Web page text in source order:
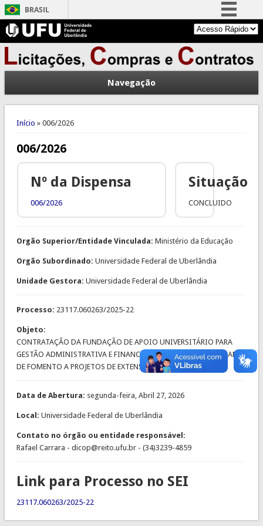
BRASIL
Simplifique!
Comunica BR
Participe
Acesso à informação
Legislação
Navegação
Você está aqui
Início » 006/2026
006/2026
Nº da Dispensa
006/2026
Situação
CONCLUIDO
Orgão Superior/Entidade Vinculada: Ministério da Educação
Orgão Subordinado: Universidade Federal de Uberlândia
Unidade Gestora: Universidade Federal de Uberlândia
Processo: 23117.060263/2025-22
Objeto:
CONTRATAÇÃO DA FUNDAÇÃO DE APOIO UNIVERSITÁRIO PARA
GESTÃO ADMINISTRATIVA E FINANCEIRA DO PROJETO: PROGRAMA
DE FOMENTO A PROJETOS DE EXTENSÃO E CULTURA DA UFU.
Data de Abertura: segunda-feira, Abril 27, 2026
Local: Universidade Federal de Uberlândia
Contato no órgão ou entidade responsável:
Rafael Carrara - dicop@reito.ufu.br - (34)3239-4859
Link para Processo no SEI
23117.060263/2025-22